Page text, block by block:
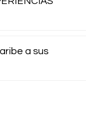
a sus